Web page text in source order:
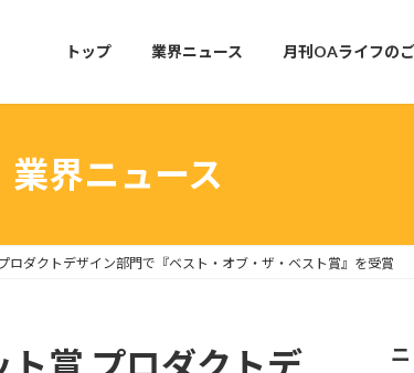
トップ 業界ニュース 月刊OAライフの
業界ニュース
ダクトデザイン部門で『ベスト・オブ・ザ・ベスト賞』を受賞
賞 プロダクトデ